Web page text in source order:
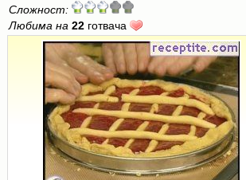
Сложност:
Любима на 22 готвача